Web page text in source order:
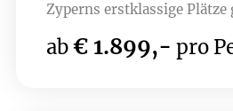
Zyperns erstklassige Plätze
Top-Golfplätze wie Elea,
ab€ 1.899,- pro